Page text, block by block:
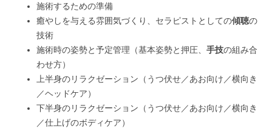
施術するための準備
癒やしを与える雰囲気づくり、セラピストとしての傾聴の
技術
施術時の姿勢と予定管理（基本姿勢と押圧、 手技の組み合
わせ方）
上半身のリラクゼーション（うつ伏せ／あお向け／横向き
／ヘッドケア）
下半身のリラクゼーション（うつ伏せ／あお向け／横向き
／仕上げのボディケア）